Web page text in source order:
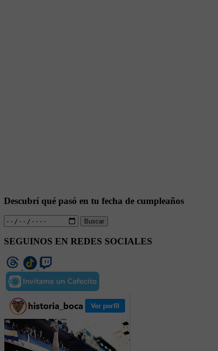
Descubrí qué pasó en tu fecha de cumpleaños
Buscar
SEGUINOS EN REDES SOCIALES